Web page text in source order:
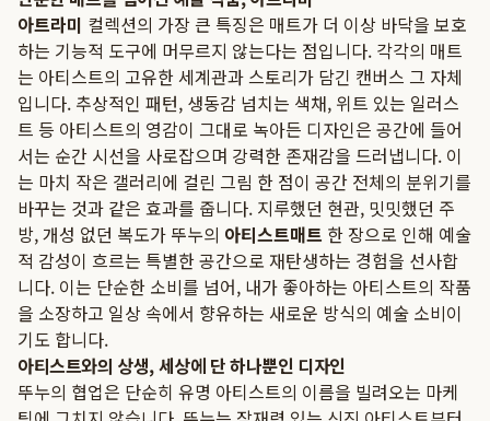
아트라미 컬렉션의 가장 큰 특징은 매트가 더 이상 바닥을 보호
하는 기능적 도구에 머무르지 않는다는 점입니다. 각각의 매트
는 아티스트의 고유한 세계관과 스토리가 담긴 캔버스 그 자체
입니다. 추상적인 패턴, 생동감 넘치는 색채, 위트 있는 일러스
트 등 아티스트의 영감이 그대로 녹아든 디자인은 공간에 들어
서는 순간 시선을 사로잡으며 강력한 존재감을 드러냅니다. 이
는 마치 작은 갤러리에 걸린 그림 한 점이 공간 전체의 분위기를
바꾸는 것과 같은 효과를 줍니다. 지루했던 현관, 밋밋했던 주
방, 개성 없던 복도가 뚜누의 아티스트매트 한 장으로 인해 예술
적 감성이 흐르는 특별한 공간으로 재탄생하는 경험을 선사합
니다. 이는 단순한 소비를 넘어, 내가 좋아하는 아티스트의 작품
을 소장하고 일상 속에서 향유하는 새로운 방식의 예술 소비이
기도 합니다.
아티스트와의 상생, 세상에 단 하나뿐인 디자인
뚜누의 협업은 단순히 유명 아티스트의 이름을 빌려오는 마케